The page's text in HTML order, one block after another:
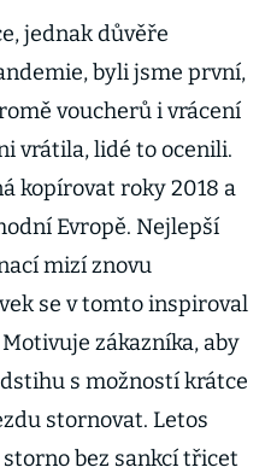
jednak důvěře
byli jsme první,
voucherů i vrácení
vrátila, lidé to ocenili.
kopírovat roky 2018 a
Evropě. Nejlepší
mizí znovu
se v tomto inspiroval
zákazníka, aby
s možností krátce
stornovat. Letos
bez sankcí třicet